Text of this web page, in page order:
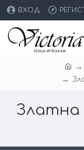
ВХОД
Златна